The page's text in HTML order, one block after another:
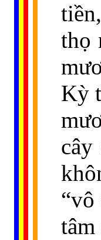
thọ
Kỳ